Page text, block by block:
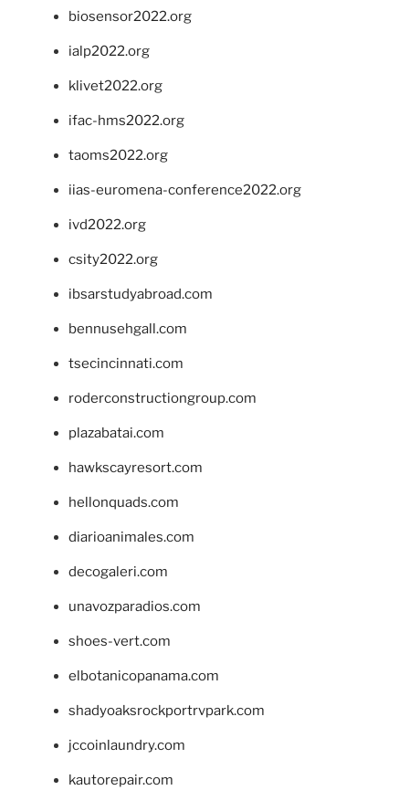
biosensor2022.org
ialp2022.org
klivet2022.org
ifac-hms2022.org
taoms2022.org
iias-euromena-conference2022.org
ivd2022.org
csity2022.org
ibsarstudyabroad.com
bennusehgall.com
tsecincinnati.com
roderconstructiongroup.com
plazabatai.com
hawkscayresort.com
hellonquads.com
diarioanimales.com
decogaleri.com
unavozparadios.com
shoes-vert.com
elbotanicopanama.com
shadyoaksrockportrvpark.com
jccoinlaundry.com
kautorepair.com